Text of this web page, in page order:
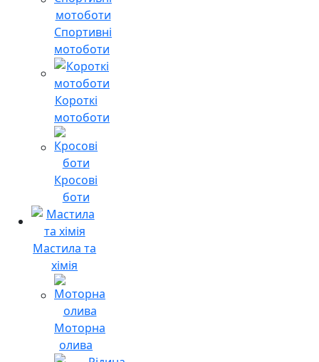
Спортивні
мотоботи
Короткі
мотоботи
Кросові
боти
Мастила та
хімія
Моторна
олива